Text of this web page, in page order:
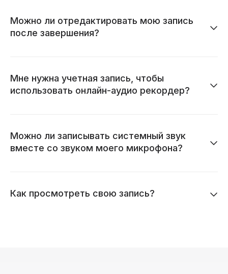
Можно ли отредактировать мою запись
после завершения?
Мне нужна учетная запись, чтобы
использовать онлайн-аудио рекордер?
Можно ли записывать системный звук
вместе со звуком моего микрофона?
Как просмотреть свою запись?